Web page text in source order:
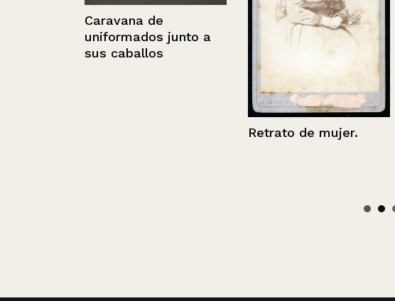
Caravana de
uniformados junto a
sus caballos
Retrato de mujer.